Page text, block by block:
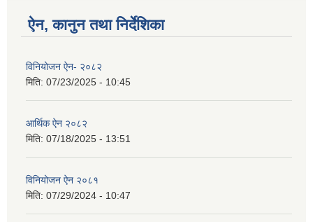
ऐन, कानुन तथा निर्देशिका
विनियोजन ऐन- २०८२
मिति: 07/23/2025 - 10:45
आर्थिक ऐन २०८२
मिति: 07/18/2025 - 13:51
विनियोजन ऐन २०८१
मिति: 07/29/2024 - 10:47